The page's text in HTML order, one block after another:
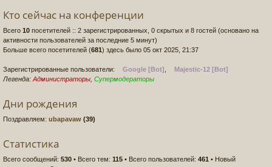
Кто сейчас на конференции
Всего 10 посетителей :: 2 зарегистрированных, 0 скрытых и 8 гостей (основано на
активности пользователей за последние 5 минут)
Больше всего посетителей (681) здесь было 05 окт 2025, 21:37
Зарегистрированные пользователи: Google [Bot]
Majestic-12 [Bot]
Легенда: Администраторы Супермодераторы
Дни рождения
Поздравляем: ubapavaw (39)
Статистика
Всего сообщений: 530 • Всего тем: 115 • Всего пользователей: 461 • Новый